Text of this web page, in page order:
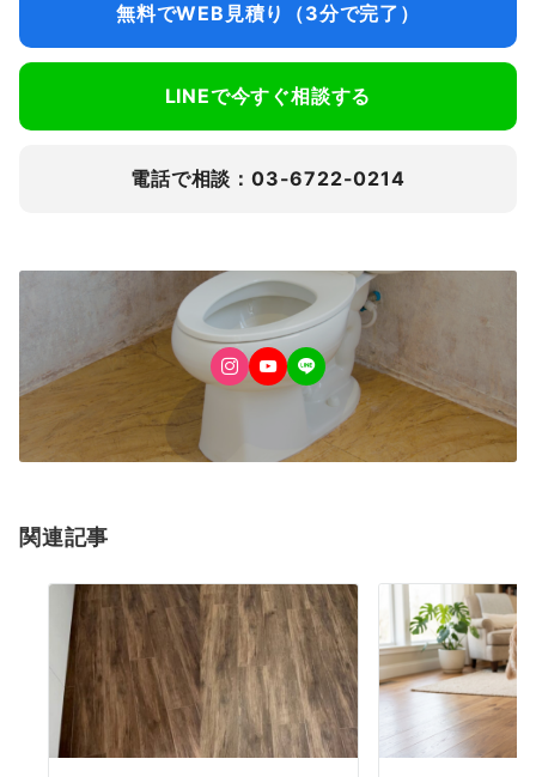
無料でWEB見積り（3分で完了）
LINEで今すぐ相談する
電話で相談：03-6722-0214
関連記事